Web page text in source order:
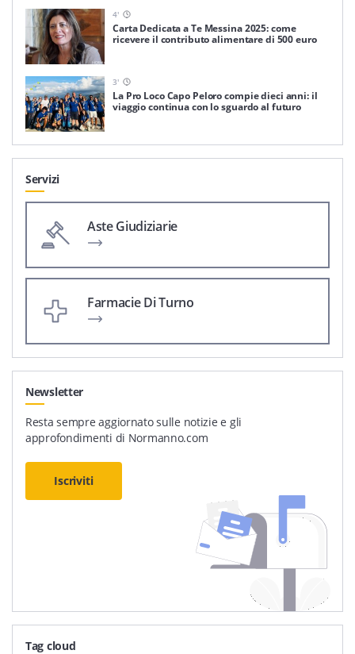
4'
Carta Dedicata a Te Messina 2025: come
ricevere il contributo alimentare di 500 euro
3'
La Pro Loco Capo Peloro compie dieci anni: il
viaggio continua con lo sguardo al futuro
Servizi
Aste Giudiziarie
Farmacie Di Turno
Newsletter
Resta sempre aggiornato sulle notizie e gli
approfondimenti di Normanno.com
Iscriviti
Tag cloud